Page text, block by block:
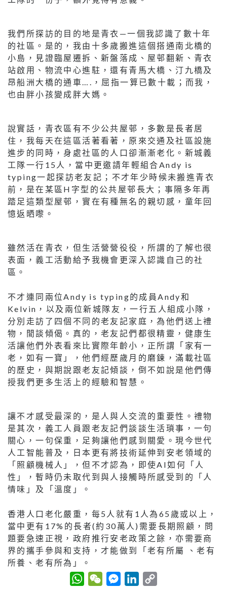
我們所探訪的目的地是青衣—一個我認識了數十年
的社區。是的，我由十多歲搬進這個搭通南北橋的
小島，見證臨屋遷拆、新盤落成、屋邨翻新、青衣
站啟用、物流中心進駐，還有青馬大橋、汀九橋及
昂船洲大橋的通車….，屈指一算已數十載；而我，
也由胖小孩變成胖大媽。
說實話，青衣區有不少公共屋邨，多數是長者居
住，我每天在這區活著看著，原來交通及社區設施
進步的同時，身處社區的人口卻漸漸老化。新城義
工隊一行15人，當中更邀請年輕組合Andy is
typing一起探訪老友記；不才年少時候未搬進青衣
前，是在某區H字型的公共屋邨長大；事隔多年再
踏足這類型屋邨，實在有種無名的親切感，童年回
憶返晒嚟。
雖然活在青衣，但生活營營役役，所謂的了解也很
表面，義工活動給予我機會更深入認識自己的社
區。
不才連同兩位Andy is typing的成員Andy和
Kelvin，以及兩位新城隊友，一行五人組成小隊，
分別走訪了四個不同的老友記家庭，為他們送上禮
物，閒談傾偈。真的，老友記們都很精靈，健康生
活讓他們外表看來比實際年齡小，正所謂「家有一
老，如有一寶」，他們經歷歲月的磨鍊，滿載社區
的歷史，與期說跟老友記傾談，倒不如說是他們傳
授我們更多生活上的經驗和智慧。
讓不才感受最深的，是人與人交流的重要性。禮物
是其次，義工人員跟老友記們談談生活瑣事，一句
關心，一句保重，足夠讓他們感到關愛。現今世代
人工智能普及，日本更有將技術延伸到安老領域的
「照顧機械人」，但不才認為，即使AI如何「人
性」，暫時仍未取代到與人接觸時所感受到的「人
情味」及「溫度」。
香港人口老化嚴重，每5人就有1人為65歲或以上，
當中更有17%的長者(約30萬人)需要長期照顧，問
題要急速正視，政府推行安老政策之餘，亦需要商
界的攜手參與和支持，才能做到「老有所屬 、老有
所養、老有所為」。
W
h
W
e
M
e
L